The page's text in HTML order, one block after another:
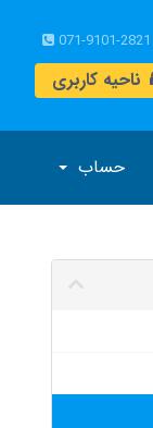
ناحیه کاربری
071-9101-2821
حساب